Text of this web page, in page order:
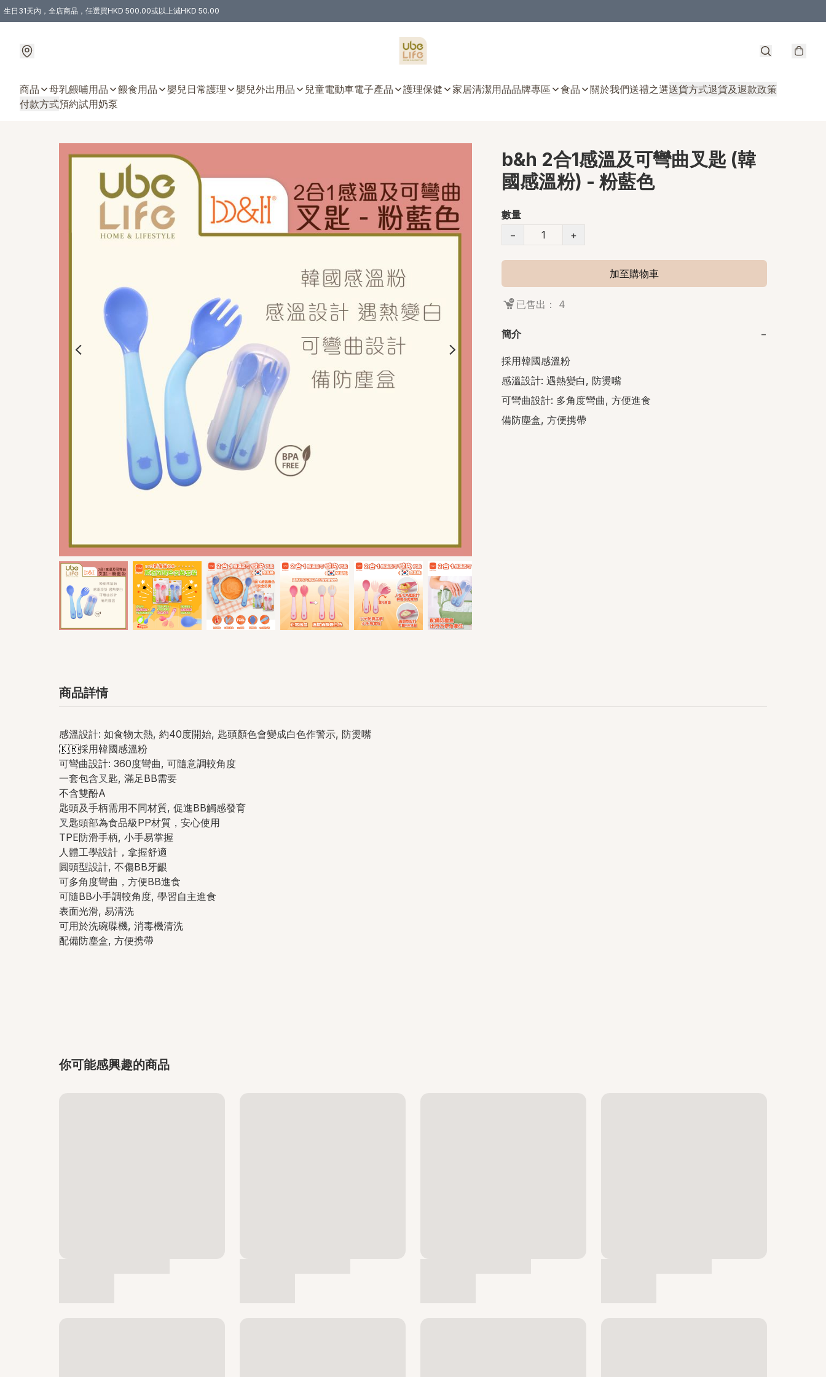
生日31天內，全店商品，任選買HKD 500.00或以上減HKD 50.00
商品 母乳餵哺用品 餵食用品 嬰兒日常護理 嬰兒外出用品 兒童電動車電子產品 護理保健 家居清潔用品品牌專區 食品 關於我們送禮之選送貨方式退貨及退款政策
付款方式預約試用奶泵
b&h 2合1感溫及可彎曲叉匙 (韓
國感溫粉) - 粉藍色
數量
−
+
加至購物車
已售出： 4
簡介 −
採用韓國感溫粉
感溫設計: 遇熱變白, 防燙嘴
可彎曲設計: 多角度彎曲, 方便進食
備防塵盒, 方便携帶
商品詳情
感溫設計: 如食物太熱, 約40度開始, 匙頭顏色會變成白色作警示, 防燙嘴
🇰🇷採用韓國感溫粉
可彎曲設計: 360度彎曲, 可隨意調較角度
一套包含叉 匙, 滿足BB需要
不含雙酚A
匙頭及手柄需用不同材質, 促進BB觸感發育
叉 匙頭部為食品級PP材質，安心使用
TPE防滑手柄, 小手易掌握
人體工學設計，拿握舒適
圓頭型設計, 不傷BB牙齦
可多角度彎曲，方便BB進食
可隨BB小手調較角度, 學習自主進食
表面光滑, 易清洗
可用於洗碗碟機, 消毒機清洗
配備防塵盒, 方便携帶
你可能感興趣的商品